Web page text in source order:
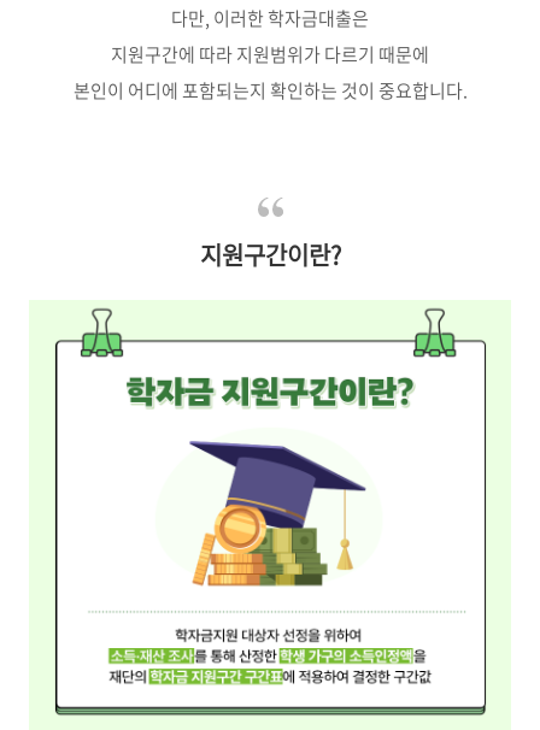
다만, 이러한 학자금대출은
지원구간에 따라 지원범위가 다르기 때문에
본인이 어디에 포함되는지 확인하는 것이 중요합니다.
지원구간이란?